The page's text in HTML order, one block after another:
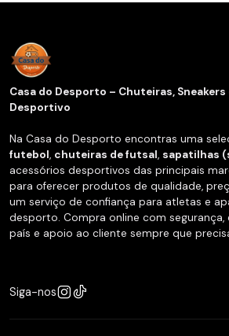
Casa do Desporto – Chuteiras,
Desportivo
Na Casa do Desporto encontras uma
futebol, chuteiras de futsal, sapatilhas
acessórios desportivos das principais
para oferecer produtos de qualidade,
um serviço de confiança para atletas e
desporto. Compra online com
país e apoio ao cliente sempre que
Siga-nos